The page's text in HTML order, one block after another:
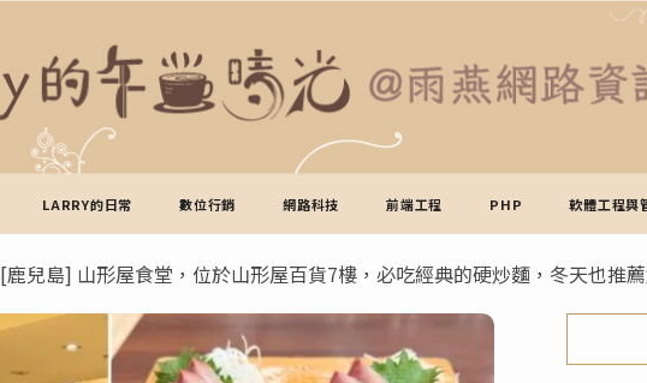
LARRY的日常 數位行銷 網路科技 前端工程 PHP 軟體工程與
[鹿兒島] 山形屋食堂，位於山形屋百貨7樓，必吃經典的硬炒麵，冬天也推